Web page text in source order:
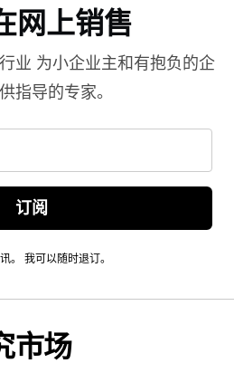
网上销售
业 为小企业主和有抱负的企
指导的专家。
订阅
。 我可以随时退订。
市场